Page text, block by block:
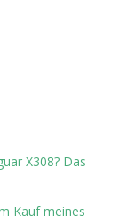
X308? Das
Kauf meines